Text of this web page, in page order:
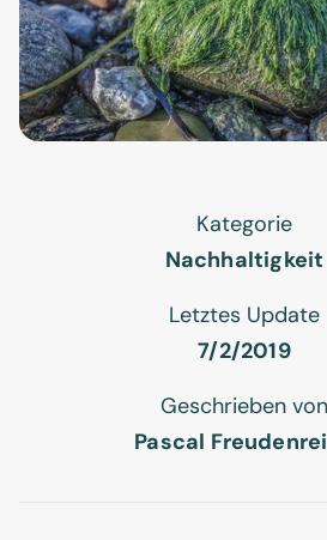
Kategorie
Nachhaltigkeit
Letztes Update
7/2/2019
Geschrieben von
Pascal